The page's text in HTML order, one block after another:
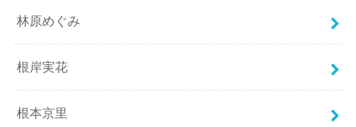
林原めぐみ
根岸実花
根本京里